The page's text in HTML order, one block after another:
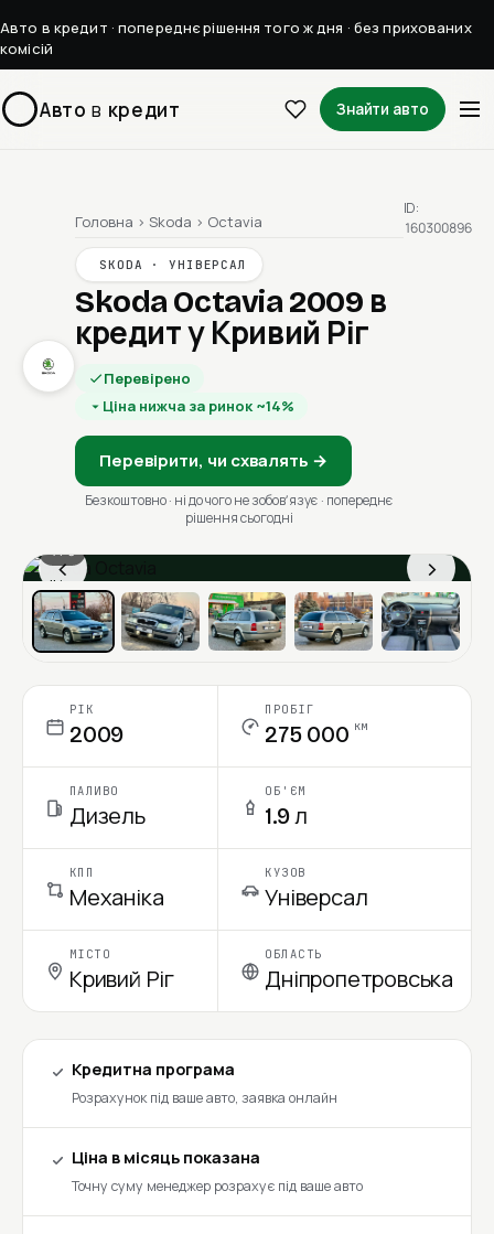
Авто в кредит · попереднє рішення того ж дня · без прихованих
комісій
Авто в кредит Знайти авто
Головна › Skoda › Octavia
SKODA · УНІВЕРСАЛ
Skoda Octavia 2009 в
кредит у Кривий Ріг
Перевірено
Ціна нижча за ринок ~14%
Перевірити, чи схвалять →
Безкоштовно · ні до чого не зобовʼязує · попереднє
рішення сьогодні
ID:
160300896
‹ ›
1 / 6
Ціна в місяць
РІК
2009
ПРОБІГ
275 000 км
ПАЛИВО
Дизель
ОБ'ЄМ
1.9 л
КПП
Механіка
КУЗОВ
Універсал
МІСТО
Кривий Ріг
ОБЛАСТЬ
Дніпропетровська
Кредитна програма
Розрахунок під ваше авто, заявка онлайн
Ціна в місяць показана
Точну суму менеджер розрахує під ваше авто